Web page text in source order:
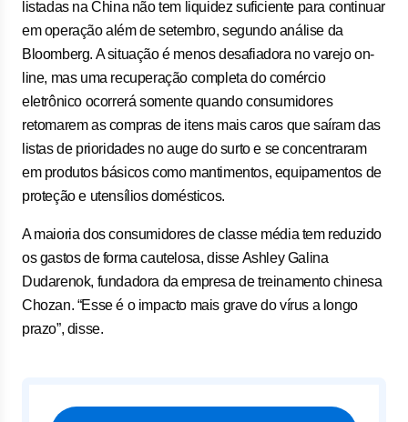
listadas na China não tem liquidez suficiente para continuar
em operação além de setembro, segundo análise da
Bloomberg. A situação é menos desafiadora no varejo on-
line, mas uma recuperação completa do comércio
eletrônico ocorrerá somente quando consumidores
retomarem as compras de itens mais caros que saíram das
listas de prioridades no auge do surto e se concentraram
em produtos básicos como mantimentos, equipamentos de
proteção e utensílios domésticos.
A maioria dos consumidores de classe média tem reduzido
os gastos de forma cautelosa, disse Ashley Galina
Dudarenok, fundadora da empresa de treinamento chinesa
Chozan. “Esse é o impacto mais grave do vírus a longo
prazo”, disse.